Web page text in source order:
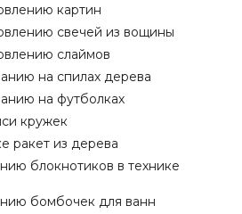
картин
свечей из вощины
слаймов
на спилах дерева
на футболках
кружек
ракет из дерева
блокнотиков в технике
бомбочек для ванн